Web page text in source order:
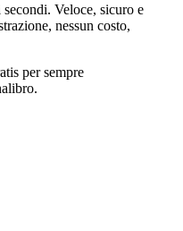
Veloce, sicuro e
nessun costo,
per sempre